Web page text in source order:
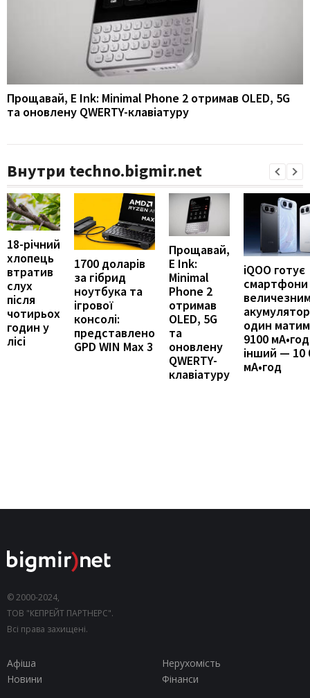
Прощавай, E Ink: Minimal Phone 2 отримав OLED, 5G
та оновлену QWERTY-клавіатуру
Внутри techno.bigmir.net
18-річний
хлопець
втратив
слух
після
чотирьох
годин у
лісі
1700 доларів
за гібрид
ноутбука та
ігрової
консолі:
представлено
GPD WIN Max 3
Прощавай,
E Ink:
Minimal
Phone 2
отримав
OLED, 5G
та
оновлену
QWERTY-
клавіатуру
iQOO готує
смартфони
один
9100
інший — 10
мА•год
© 2000-2024,
ТОВ "КЕПРЕЙТ ПАРТНЕРС".
Всі права захищені.
Афіша
Нерухомість
Новини
Фінанси